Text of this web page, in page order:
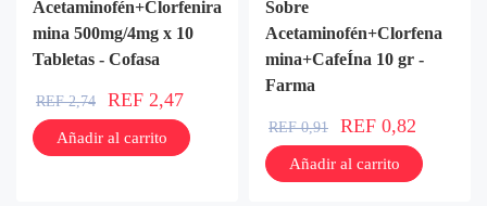
Acetaminofén+Clorfenira
mina 500mg/4mg x 10
Tabletas - Cofasa
REF2,74 REF 2,47
Añadir al carrito
Sobre
Acetaminofén+Clorfena
mina+CafeÍna 10 gr -
Farma
REF0,91 REF 0,82
Añadir al carrito